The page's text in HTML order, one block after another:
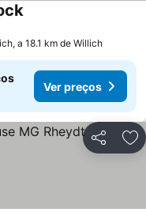
a 18.1 km de Willich
Ver preços
Partilhar